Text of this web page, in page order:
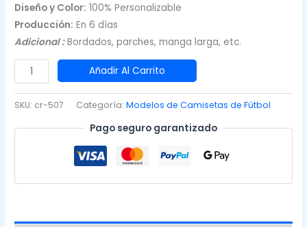
Diseño y Color: 100% Personalizable
Producción: En 6 días
Adicional :Bordados, parches, manga larga, etc.
Camisetas
de
Futbol
Añadir Al Carrito
SKU: cr-507 Categoría:Modelos de Camisetas de Fútbol
Pago seguro garantizado